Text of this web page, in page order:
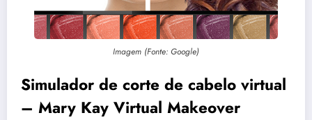
Imagem (Fonte: Google)
Simulador de corte de cabelo virtual
– Mary Kay Virtual Makeover